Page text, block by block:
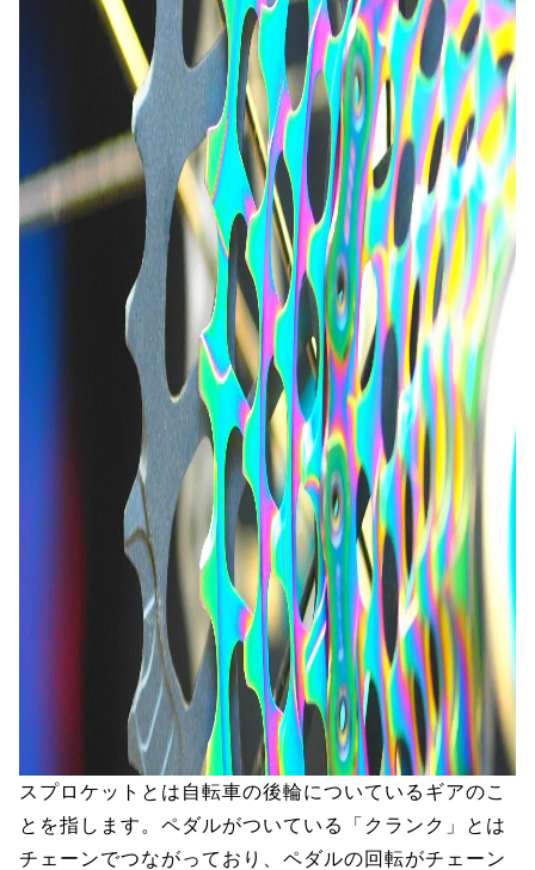
スプロケットとは自転車の後輪についているギアのこ
とを指します。ペダルがついている「クランク」とは
チェーンでつながっており、ペダルの回転がチェーン